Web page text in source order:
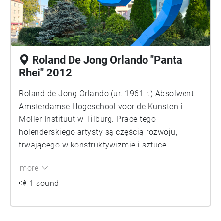
Warszawie (1969) oraz popiersia: Bolesława
Prusa, Stefana Żeromskiego, Ignacego Jana
Paderewskiego i Fryderyka Chopina. Jego
autorstwa były także płaskorzeźby umieszczone
na fasadzie kina „Praha”. Wspólnie z Teodorem
Bursche zrealizował pomnik ku czci Polaków
Mauthausen. Jest także autorem rzeźby na
nagrobku Stefana Jaracza na cmentarzu
Powązkowskim.
Roland De Jong Orlando "Panta
Rhei" 2012
Roland de Jong Orlando (ur. 1961 r.) Absolwent
Amsterdamse Hogeschool voor de Kunsten i
Moller Instituut w Tilburg. Prace tego
holenderskiego artysty są częścią rozwoju,
trwającego w konstruktywizmie i sztuce
punktem wyjściowym dla jego prac jest
porządek. Jest to oczywiste już w momencie
prostych lub skręconych tub oraz belek. Materiał
more
1 sound